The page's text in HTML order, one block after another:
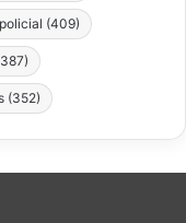
(409)
(352)